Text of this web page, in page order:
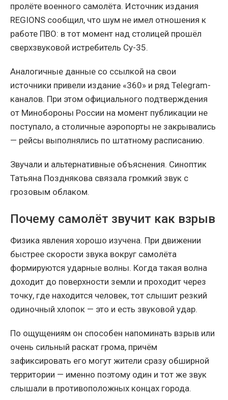
пролёте военного самолёта. Источник издания
REGIONS сообщил, что шум не имел отношения к
работе ПВО: в тот момент над столицей прошёл
сверхзвуковой истребитель Су-35.
Аналогичные данные со ссылкой на свои
источники привели издание «360» и ряд Telegram-
каналов. При этом официального подтверждения
от Минобороны России на момент публикации не
поступало, а столичные аэропорты не закрывались
— рейсы выполнялись по штатному расписанию.
Звучали и альтернативные объяснения. Синоптик
Татьяна Позднякова связала громкий звук с
грозовым облаком.
Почему самолёт звучит как взрыв
Физика явления хорошо изучена. При движении
быстрее скорости звука вокруг самолёта
формируются ударные волны. Когда такая волна
доходит до поверхности земли и проходит через
точку, где находится человек, тот слышит резкий
одиночный хлопок — это и есть звуковой удар.
По ощущениям он способен напоминать взрыв или
очень сильный раскат грома, причём
зафиксировать его могут жители сразу обширной
территории — именно поэтому один и тот же звук
слышали в противоположных концах города.